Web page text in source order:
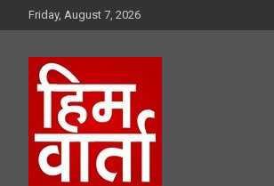
to
Friday, August 7, 2026